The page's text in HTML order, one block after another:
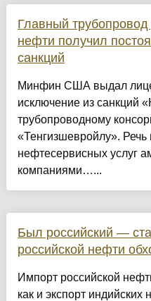
Главный трубопровод
нефти получил
санкций
Минфин США выдал
исключение из санкций
трубопроводному
«Тенгизшевройлу». Речь
нефтесервисных услуг
компаниями…...
Был российский —
российской нефти
Импорт российской
как и экспорт